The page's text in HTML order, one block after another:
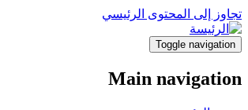
تجاوز إلى المحتوى الرئيسي
Toggle navigation
Main navigation